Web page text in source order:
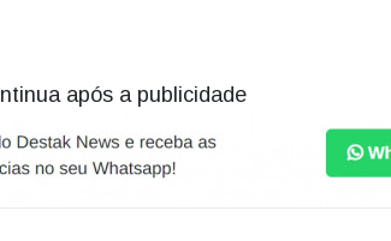
após a publicidade